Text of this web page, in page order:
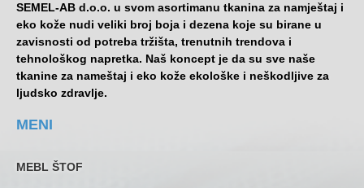
SEMEL-AB d.o.o. u svom asortimanu tkanina za namještaj i
eko kože nudi veliki broj boja i dezena koje su birane u
zavisnosti od potreba tržišta, trenutnih trendova i
tehnološkog napretka. Naš koncept je da su sve naše
tkanine za nameštaj i eko kože ekološke i neškodljive za
ljudsko zdravlje.
MENI
MEBL ŠTOF